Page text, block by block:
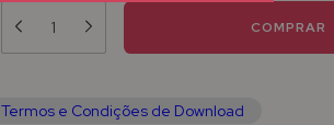
Termos e Condições de Download